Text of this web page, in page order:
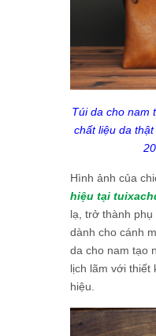
Túi da cho nam
chất liệu da
Hình ảnh của
hiệu tại
lạ, trở thành
dành cho cánh
da cho nam tạo
lịch lãm với thiết
hiệu.